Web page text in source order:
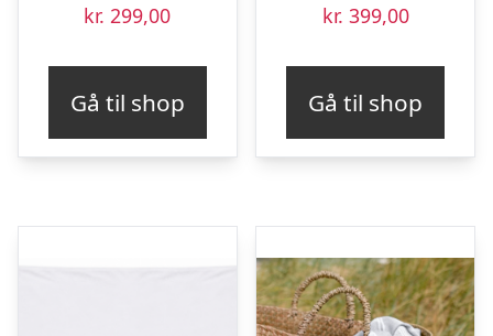
kr. 299,00
Gå til shop
kr. 399,00
Gå til shop